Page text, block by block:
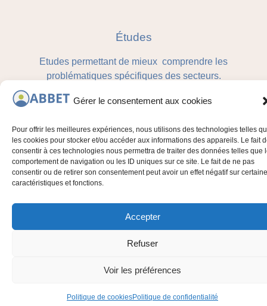
Gérer le consentement aux cookies
Pour offrir les meilleures expériences, nous utilisons des technologies telles
les cookies pour stocker et/ou accéder aux informations des appareils. Le fait
consentir à ces technologies nous permettra de traiter des données telles que
comportement de navigation ou les ID uniques sur ce site. Le fait de ne pas
consentir ou de retirer son consentement peut avoir un effet négatif sur
caractéristiques et fonctions.
Accepter
Refuser
Voir les préférences
Politique de cookiesPolitique de confidentialité
Études
Etudes permettant de mieux comprendre les
problématiques spécifiques des secteurs.
bien-être.